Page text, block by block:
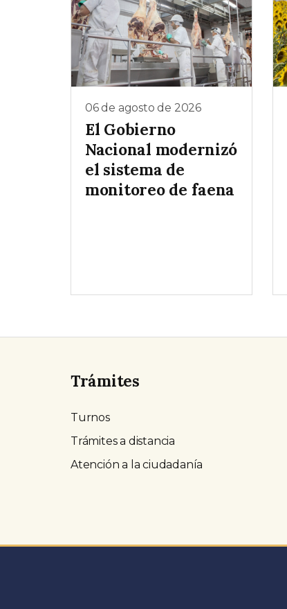
06 de agosto de 2026
El Gobierno
Nacional modernizó
el sistema de
monitoreo de faena
Trámites
Turnos
Trámites a distancia
Atención a la ciudadanía